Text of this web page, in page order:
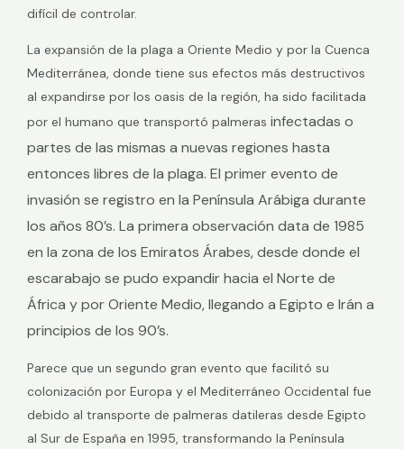
difícil de controlar.
La expansión de la plaga a Oriente Medio y por la Cuenca
Mediterránea, donde tiene sus efectos más destructivos
al expandirse por los oasis de la región, ha sido facilitada
por el humano que transportó palmeras infectadas o
partes de las mismas a nuevas regiones hasta
entonces libres de la plaga. El primer evento de
invasión se registro en la Península Arábiga durante
los años 80’s. La primera observación data de 1985
en la zona de los Emiratos Árabes, desde donde el
escarabajo se pudo expandir hacia el Norte de
África y por Oriente Medio, llegando a Egipto e Irán a
principios de los 90’s.
Parece que un segundo gran evento que facilitó su
colonización por Europa y el Mediterráneo Occidental fue
debido al transporte de palmeras datileras desde Egipto
al Sur de España en 1995, transformando la Península